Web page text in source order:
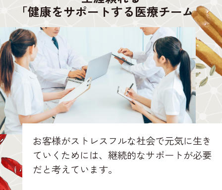
「健康をサポートする医療チーム」
お客様がストレスフルな社会で元気に生き
ていくためには、継続的なサポートが必要
だと考えています。